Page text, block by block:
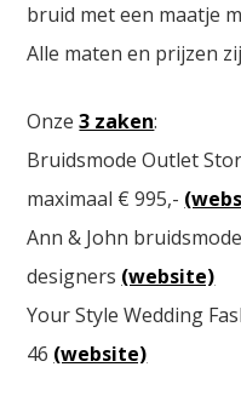
bruid met een maatje
Alle maten en prijzen
Onze3 zaken:
Bruidsmode Outlet
maximaal € 995,-
Ann & John
designers (website)
Your Style Wedding
46 (website)